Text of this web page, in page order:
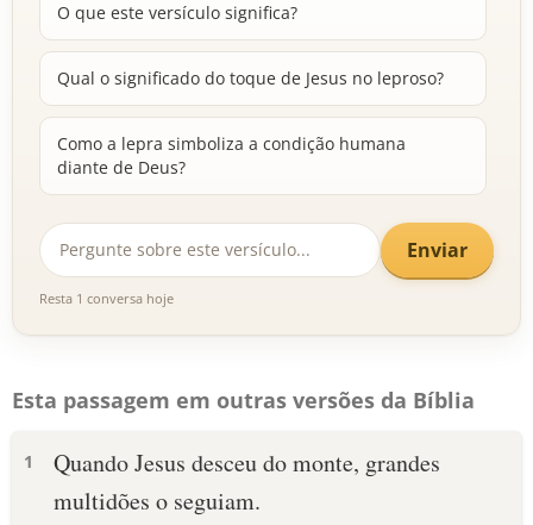
O que este versículo significa?
Qual o significado do toque de Jesus no leproso?
Como a lepra simboliza a condição humana
diante de Deus?
Enviar
Resta 1 conversa hoje
Esta passagem em outras versões da Bíblia
1
Quando Jesus desceu do monte, grandes
multidões o seguiam.